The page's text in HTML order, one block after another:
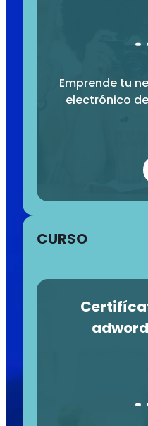
Emprende tu
electrónico
CURSO